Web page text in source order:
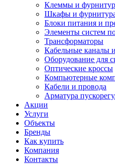
Клеммы и
Шкафы и
Блоки питания и
Элементы систем
Трансформаторы
Кабельные каналы
Оборудование для
Оптические кроссы
Компьютерные
Кабели и провода
Арматура
Акции
Услуги
Объекты
Бренды
Как купить
Компания
Контакты